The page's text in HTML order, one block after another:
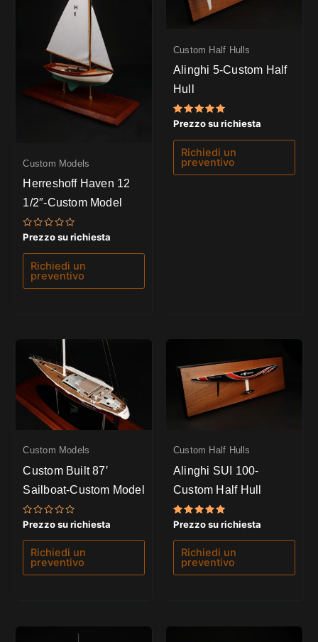
Custom Models
Herreshoff Haven 12
1/2″-Custom Model
Valutato
0
su
Prezzo su richiesta
Richiedi un
preventivo
Custom Half Hulls
Alinghi 5-Custom Half
Hull
Valutato
su 5
Prezzo su richiesta
Richiedi un
preventivo
Custom Models
Custom Built 87′
Sailboat-Custom Model
Valutato
0
su
Prezzo su richiesta
Richiedi un
preventivo
Custom Half Hulls
Alinghi SUI 100-
Custom Half Hull
Valutato
5.00
su 5
Prezzo su richiesta
Richiedi un
preventivo